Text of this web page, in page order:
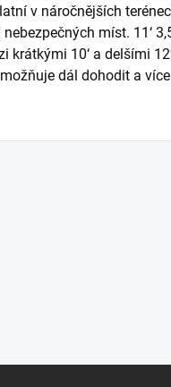
v náročnějších
míst. 11‘
krátkými 10‘ a delšími
dál dohodit a